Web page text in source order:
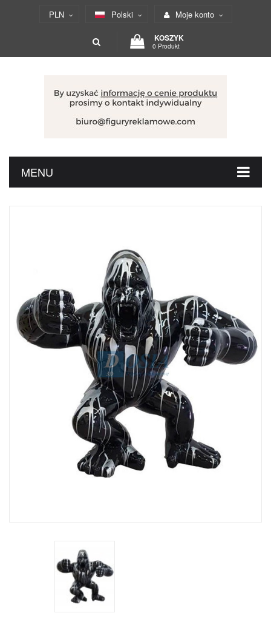
PLN Polski Moje konto
KOSZYK
0 Produkt
MENU